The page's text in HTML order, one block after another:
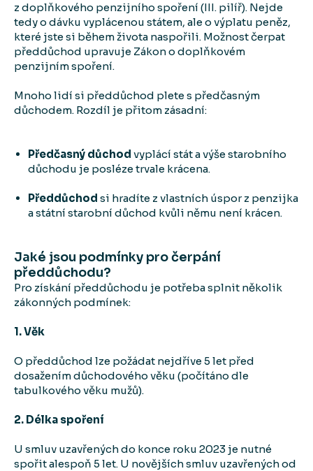
z doplňkového penzijního spoření (III. pilíř). Nejde
tedy o dávku vyplácenou státem, ale o výplatu peněz,
které jste si během života naspořili. Možnost čerpat
předdůchod upravuje Zákon o doplňkovém
penzijním spoření.
Mnoho lidí si předdůchod plete s předčasným
důchodem. Rozdíl je přitom zásadní:
Předčasný důchod vyplácí stát a výše starobního
důchodu je posléze trvale krácena.
Předdůchod si hradíte z vlastních úspor z penzijka
a státní starobní důchod kvůli němu není krácen.
Jaké jsou podmínky pro čerpání
předdůchodu?
Pro získání předdůchodu je potřeba splnit několik
zákonných podmínek:
1. Věk
O předdůchod lze požádat nejdříve 5 let před
dosažením důchodového věku (počítáno dle
tabulkového věku mužů).
2. Délka spoření
U smluv uzavřených do konce roku 2023 je nutné
spořit alespoň 5 let. U novějších smluv uzavřených od